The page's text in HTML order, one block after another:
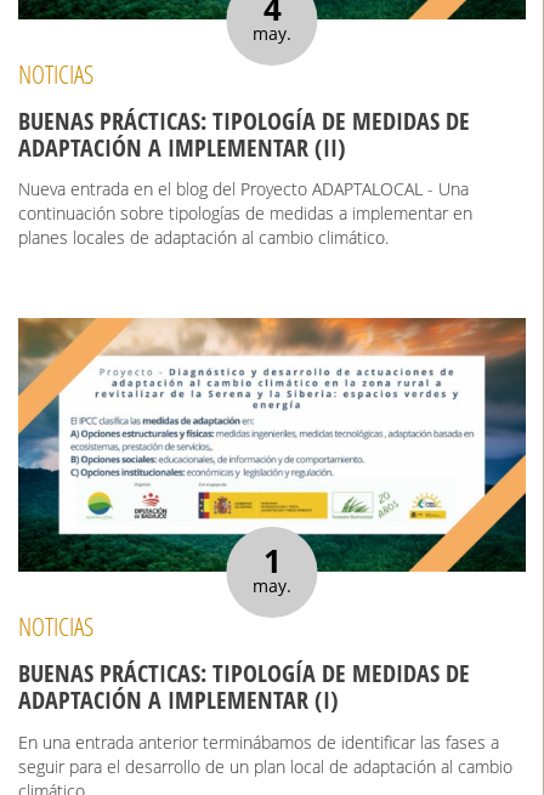
4
may.
NOTICIAS
BUENAS PRÁCTICAS: TIPOLOGÍA DE MEDIDAS DE
ADAPTACIÓN A IMPLEMENTAR (II)
Nueva entrada en el blog del Proyecto ADAPTALOCAL - Una
continuación sobre tipologías de medidas a implementar en
planes locales de adaptación al cambio climático.
1
may.
NOTICIAS
BUENAS PRÁCTICAS: TIPOLOGÍA DE MEDIDAS DE
ADAPTACIÓN A IMPLEMENTAR (I)
En una entrada anterior terminábamos de identificar las fases a
seguir para el desarrollo de un plan local de adaptación al cambio
climático.